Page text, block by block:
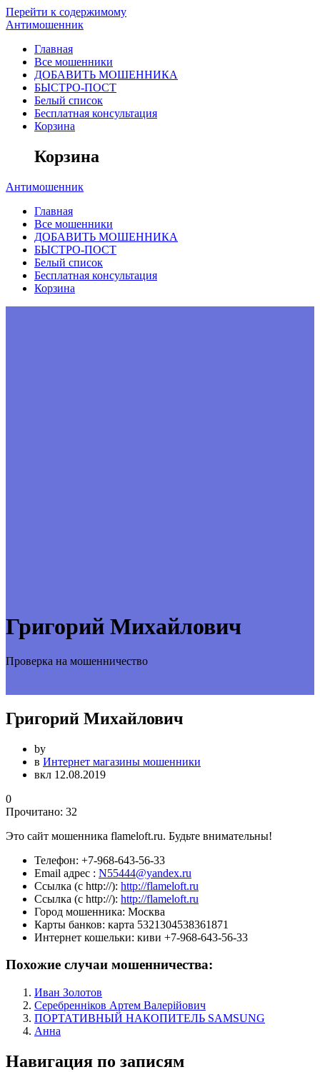
Перейти к содержимому
Антимошенник
Главная
Все мошенники
ДОБАВИТЬ МОШЕННИКА
БЫСТРО-ПОСТ
Белый список
Бесплатная консультация
Корзина
Корзина
Антимошенник
Главная
Все мошенники
ДОБАВИТЬ МОШЕННИКА
БЫСТРО-ПОСТ
Белый список
Бесплатная консультация
Корзина
Григорий Михайлович
Проверка на мошенничество
Григорий Михайлович
by
в Интернет магазины мошенники
вкл 12.08.2019
0
Прочитано: 32
Это сайт мошенника flameloft.ru. Будьте внимательны!
Телефон: +7-968-643-56-33
Email адрес : N55444@yandex.ru
Ссылка (с http://): http://flameloft.ru
Ссылка (с http://): http://flameloft.ru
Город мошенника: Москва
Карты банков: карта 5321304538361871
Интернет кошельки: киви +7-968-643-56-33
Похожие случаи мошенничества:
Иван Золотов
Серебренніков Артем Валерійович
ПОРТАТИВНЫЙ НАКОПИТЕЛЬ SAMSUNG
Анна
Навигация по записям